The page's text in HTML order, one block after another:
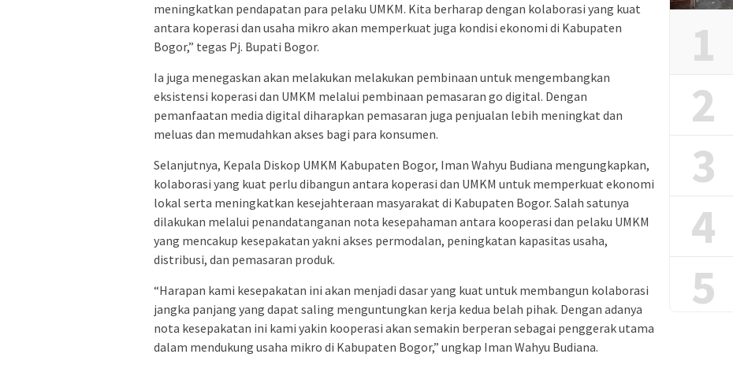
meningkatkan pendapatan para pelaku UMKM. Kita berharap dengan kolaborasi yang kuat
antara koperasi dan usaha mikro akan memperkuat juga kondisi ekonomi di Kabupaten
Bogor,” tegas Pj. Bupati Bogor.
Ia juga menegaskan akan melakukan melakukan pembinaan untuk mengembangkan
eksistensi koperasi dan UMKM melalui pembinaan pemasaran go digital. Dengan
pemanfaatan media digital diharapkan pemasaran juga penjualan lebih meningkat dan
meluas dan memudahkan akses bagi para konsumen.
Selanjutnya, Kepala Diskop UMKM Kabupaten Bogor, Iman Wahyu Budiana mengungkapkan,
kolaborasi yang kuat perlu dibangun antara koperasi dan UMKM untuk memperkuat ekonomi
lokal serta meningkatkan kesejahteraan masyarakat di Kabupaten Bogor. Salah satunya
dilakukan melalui penandatanganan nota kesepahaman antara kooperasi dan pelaku UMKM
yang mencakup kesepakatan yakni akses permodalan, peningkatan kapasitas usaha,
distribusi, dan pemasaran produk.
“Harapan kami kesepakatan ini akan menjadi dasar yang kuat untuk membangun kolaborasi
jangka panjang yang dapat saling menguntungkan kerja kedua belah pihak. Dengan adanya
nota kesepakatan ini kami yakin kooperasi akan semakin berperan sebagai penggerak utama
dalam mendukung usaha mikro di Kabupaten Bogor,” ungkap Iman Wahyu Budiana.
1
2
3
4
5